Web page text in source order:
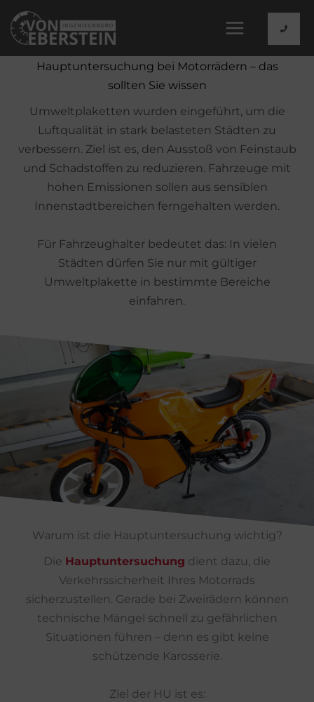
Zum
Inhalt
springen
Hauptuntersuchung bei Motorrädern – das
sollten Sie wissen
Umweltplaketten wurden eingeführt, um die
Luftqualität in stark belasteten Städten zu
verbessern. Ziel ist es, den Ausstoß von Feinstaub
und Schadstoffen zu reduzieren. Fahrzeuge mit
hohen Emissionen sollen aus sensiblen
Innenstadtbereichen ferngehalten werden.
Für Fahrzeughalter bedeutet das: In vielen
Städten dürfen Sie nur mit gültiger
Umweltplakette in bestimmte Bereiche
einfahren.
Warum ist die Hauptuntersuchung wichtig?
Die Hauptuntersuchung dient dazu, die
Verkehrssicherheit Ihres Motorrads
sicherzustellen. Gerade bei Zweirädern können
technische Mängel schnell zu gefährlichen
Situationen führen – denn es gibt keine
schützende Karosserie.
Ziel der HU ist es: